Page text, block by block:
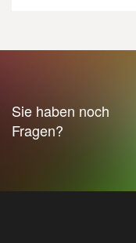
Sie haben noch
Fragen?